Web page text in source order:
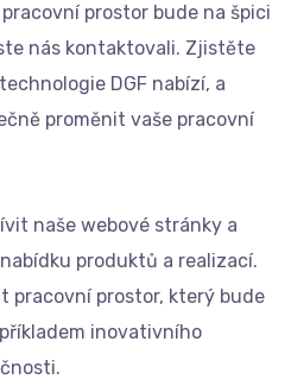
prostor bude na špici
nás kontaktovali. Zjistěte
DGF nabízí, a
proměnit vaše pracovní
naše webové stránky a
produktů a realizací.
pracovní prostor, který bude
inovativního